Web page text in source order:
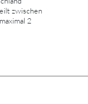
zwischen
2